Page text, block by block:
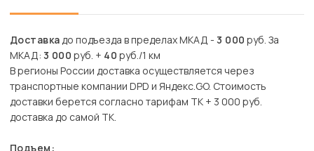
Доставкадо подъезда в пределах МКАД -3 000 руб. За
МКАД: 3 000 руб. + 40 руб./1 км
В регионы России доставка осуществляется через
транспортные компании DPD и Яндекс.GO. Стоимость
доставки берется согласно тарифам ТК + 3 000 руб.
доставка до самой ТК.
Подъем: